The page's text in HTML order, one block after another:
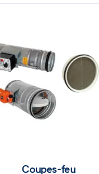
Coupes-feu